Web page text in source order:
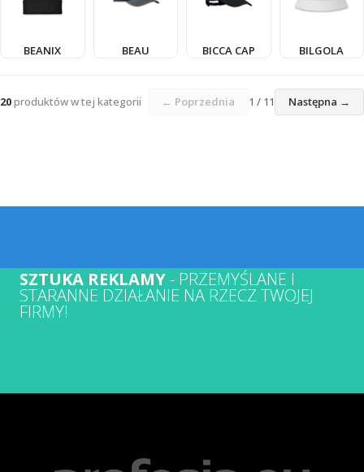
BEANIX BEAU BICCA CAP BILGOLA
20produktów w tej kategorii ← Poprzednia 1 / 11 Następna →
SZTUKA REKLAMY- PRZEMYŚLANE I
STARANNE DZIAŁANIE NA RZECZ TWOJEJ
FIRMY!